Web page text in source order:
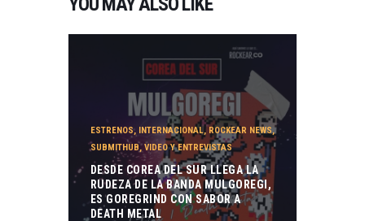
ESTRENOS, INTERNACIONAL, ROCKEAR NEWS,
SUBMITHUB,VIDEO Y ENTREVISTAS
DESDE COREA DEL SUR LLEGA LA
RUDEZA DE LA BANDA MULGOREGI,
ES GOREGRIND CON SABOR A
DEATH METAL